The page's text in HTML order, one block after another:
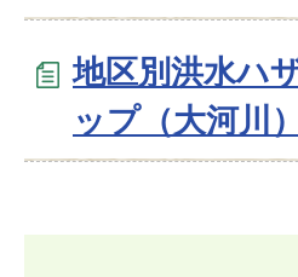
地区別洪水ハ
ップ（大河川）